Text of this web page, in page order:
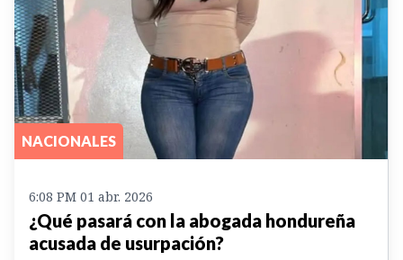
NACIONALES
6:08 PM 01 abr. 2026
¿Qué pasará con la abogada hondureña
acusada de usurpación?